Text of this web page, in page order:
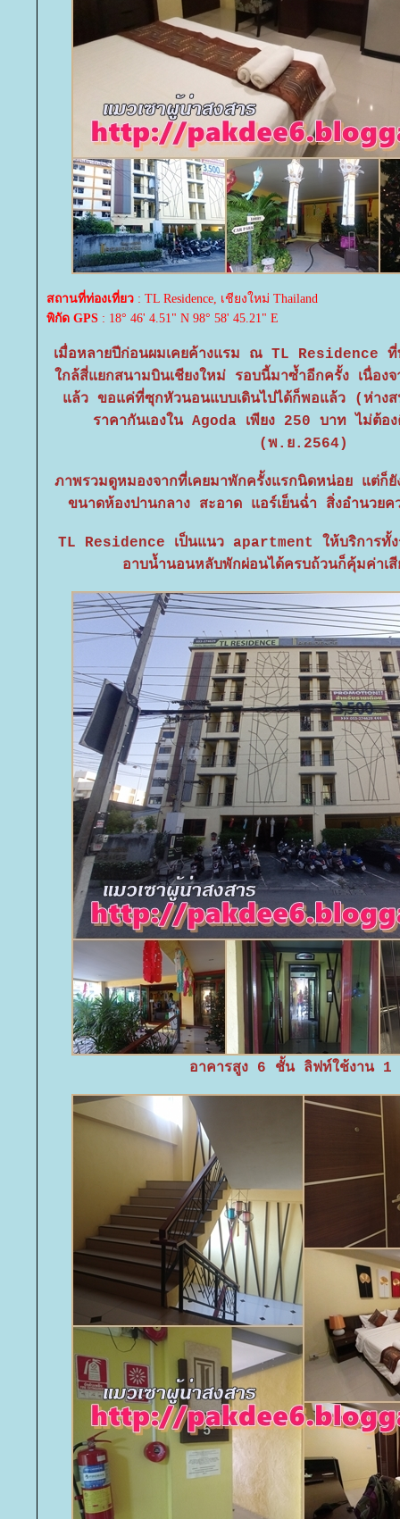
สถานที่ท่องเที่ยว : TL Residence, เชียงใหม่ Thailand
พิกัด GPS : 18° 46' 4.51" N 98° 58' 45.21" E
เมื่อหลายปีก่อนผมเคยค้างแรม ณ TL Residence
กล้สี่แยกสนามบินเชียงใหม่ รอบนี้มาซ้ำอีกครั้ง เนื่องจ
ล้ว ขอแค่ที่ซุกหัวนอนแบบเดินไปได้ก็พอแล้ว (ห่าง
ราคากันเองใน Agoda เพียง 250 บาท ไม่ต้อ
(พ.ย.2564)
ภาพรวมดูหมองจากที่เคยมาพักครั้งแรกนิดหน่อย แต่ก็ยั
ขนาดห้องปานกลาง สะอาด แอร์เย็นฉ่ำ สิ่งอำนวย
TL Residence เป็นแนว apartment ให้บริการทั้ง
อาบน้ำนอนหลับพักผ่อนได้ครบถ้วนก็คุ้มค่าเ
อาคารสูง 6 ชั้น ลิฟท์ใช้งาน 1